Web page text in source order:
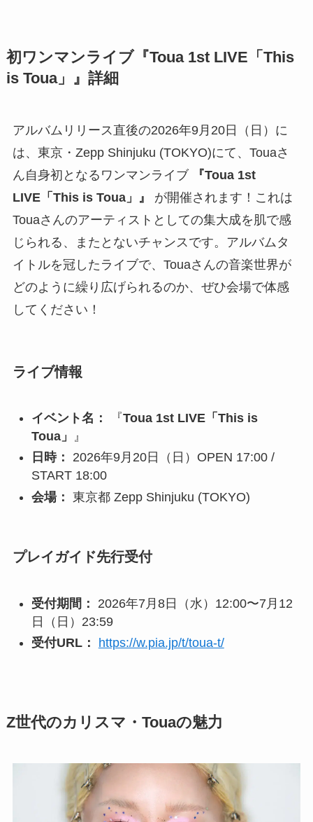
初ワンマンライブ『Toua 1st LIVE「This
is Toua」』詳細
アルバムリリース直後の2026年9月20日（日）に
は、東京・Zepp Shinjuku (TOKYO)にて、Touaさ
ん自身初となるワンマンライブ
『Toua 1st
LIVE「This is Toua」』
が開催されます！これは
Touaさんのアーティストとしての集大成を肌で感
じられる、またとないチャンスです。アルバムタ
イトルを冠したライブで、Touaさんの音楽世界が
どのように繰り広げられるのか、ぜひ会場で体感
してください！
ライブ情報
イベント名： 『Toua 1st LIVE「This is
Toua」 』
日時：
2026年9月20日（日）OPEN 17:00 /
START 18:00
会場： 東京都 Zepp Shinjuku (TOKYO)
プレイガイド先行受付
受付期間：
2026年7月8日（水）12:00〜7月12
日（日）23:59
受付URL：
https://w.pia.jp/t/toua-t/
Z世代のカリスマ・Touaの魅力